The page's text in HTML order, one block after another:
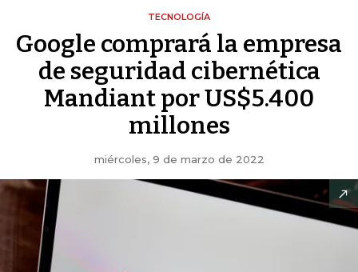
TECNOLOGÍA
Google comprará la empresa
de seguridad cibernética
Mandiant por US$5.400
millones
miércoles, 9 de marzo de 2022